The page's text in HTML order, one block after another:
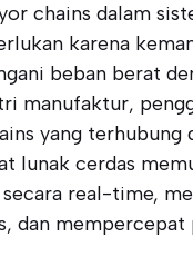
chains dalam
karena
beban berat
manufaktur,
yang terhubung
lunak cerdas
real-time,
dan mempercepat